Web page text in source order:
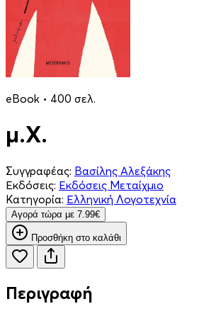
eBook • 400 σελ.
μ.Χ.
Συγγραφέας: Βασίλης Αλεξάκης
Εκδόσεις: Εκδόσεις Μεταίχμιο
Κατηγορία: Ελληνική Λογοτεχνία
Aγορά τώρα με 7.99€
Προσθήκη στο καλάθι
Περιγραφή